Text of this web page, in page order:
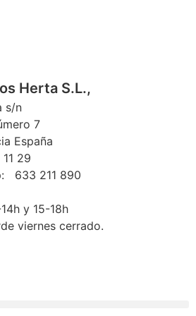
Herta S.L.,
s/n
7
España
29
633 211 890
y 15-18h
viernes cerrado.